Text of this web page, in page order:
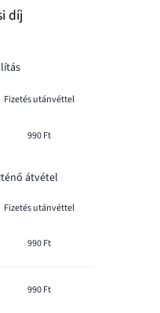
díj
Fizetés utánvéttel
990 Ft
átvétel
Fizetés utánvéttel
990 Ft
990 Ft